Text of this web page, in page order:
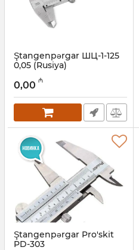
Ştangenpərgar ШЦ-1-125
0,05 (Rusiya)
052001002
0,00 ₼
Ştangenpərgar Pro'skit
PD-303